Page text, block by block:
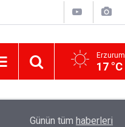
Erzurum
17 °C
YÜRÜYEN PARALAR MANGASI
Günün tüm haberleri